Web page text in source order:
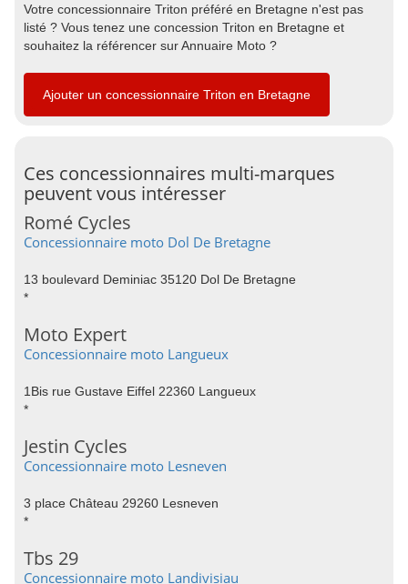
Votre concessionnaire Triton préféré en Bretagne n'est pas
listé ? Vous tenez une concession Triton en Bretagne et
souhaitez la référencer sur Annuaire Moto ?
Ajouter un concessionnaire Triton en Bretagne
Ces concessionnaires multi-marques
peuvent vous intéresser
Romé Cycles
Concessionnaire moto Dol De Bretagne
13 boulevard Deminiac 35120 Dol De Bretagne
*
Moto Expert
Concessionnaire moto Langueux
1Bis rue Gustave Eiffel 22360 Langueux
*
Jestin Cycles
Concessionnaire moto Lesneven
3 place Château 29260 Lesneven
*
Tbs 29
Concessionnaire moto Landivisiau